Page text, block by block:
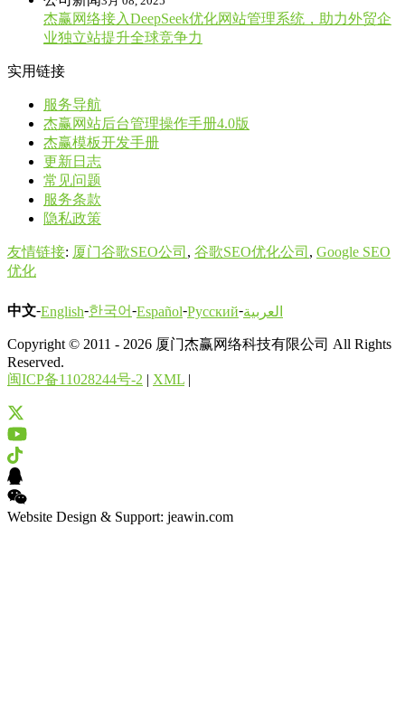
杰赢网络接入DeepSeek优化网站管理系统，助力外贸企
业独立站提升全球竞争力
实用链接
服务导航
杰赢网站后台管理操作手册4.0版
杰赢模板开发手册
更新日志
常见问题
服务条款
隐私政策
友情链接: 厦门谷歌SEO公司 , 谷歌SEO优化公司 , Google SEO
优化
中文-English-한국어-Español-Русский-العربية
Copyright © 2011 - 2026 厦门杰赢网络科技有限公司 All Rights
Reserved.
闽ICP备11028244号-2 | XML |
Website Design & Support: jeawin.com